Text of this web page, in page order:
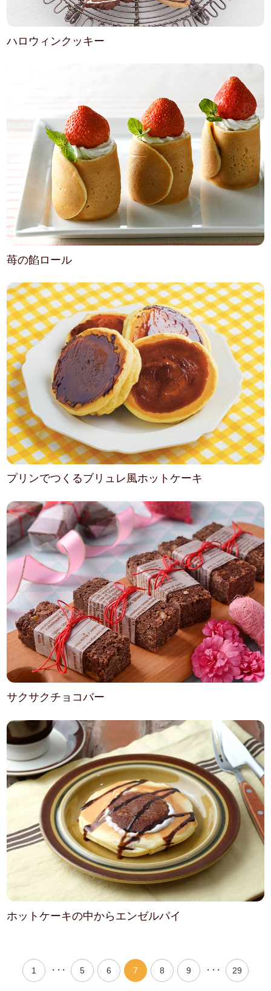
ハロウィンクッキー
苺の餡ロール
プリンでつくるブリュレ風ホットケーキ
サクサクチョコバー
ホットケーキの中からエンゼルパイ
1 ・・・ 5 6 7 8 9 ・・・ 29